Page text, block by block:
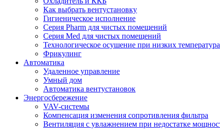
Как выбрать вентустановку
Гигиеническое исполнение
Серия Pharm для чистых помещений
Серия Med для чистых помещений
Технологическое осушение при низких
Фрикулинг
Автоматика
Удаленное управление
Умный дом
Автоматика вентустановок
Энергосбережение
VAV-системы
Компенсация изменения сопротивления фильтра
Вентиляция с увлажнением при недостатке